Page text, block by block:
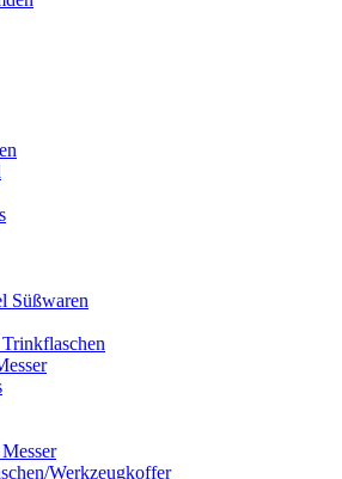
Süßwaren
Werkzeugkoffer